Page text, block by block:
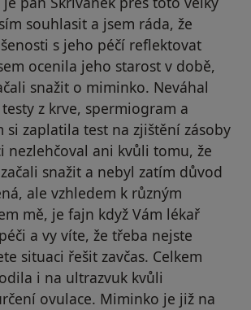
souhlasit a jsem ráda, že
s jeho péčí reflektovat
ocenila jeho starost v době,
snažit o miminko. Neváhal
z krve, spermiogram a
si zaplatila test na zjištění zásoby
nezlehčoval ani kvůli tomu, že
snažit a nebyl zatím důvod
ale vzhledem k různým
mě, je fajn když Vám lékař
a vy víte, že třeba nejste
situaci řešit zavčas. Celkem
i na ultrazvuk kvůli
ovulace. Miminko je již na